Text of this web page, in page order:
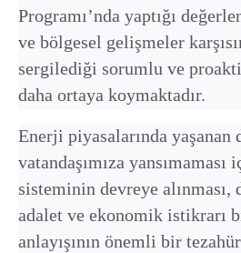
Programı’nda yaptığı
ve bölgesel gelişmeler
sergilediği sorumlu ve
daha ortaya koymaktadır.
Enerji piyasalarında yaşanan
vatandaşımıza
sisteminin devreye
adalet ve ekonomik istikrarı
anlayışının önemli bir